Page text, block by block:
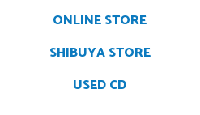
ONLINE STORE
SHIBUYA STORE
USED CD